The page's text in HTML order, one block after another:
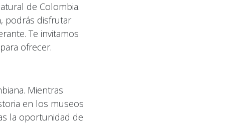
de Colombia.
podrás disfrutar
Te invitamos
ofrecer.
Mientras
en los museos
la oportunidad de